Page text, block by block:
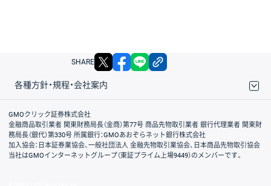
SHARE X facebook
各種方針・規程・会社案内
取引規程・約款
サイトマップ
その他のご案内
個人情報保護方針
最良執行方針
サイトのご利用について
ディスクレイマー
信託保全
リスク説明
会社案内
GMOクリック証券株式会社
金融商品取引業者 関東財務局長（金商）第77号 商品先物取引業者 銀行代理業者 関東財
務局長（銀代）第330号 所属銀行：GMOあおぞらネット銀行株式会社
加入協会：日本証券業協会、一般社団法人 金融先物取引業協会、日本商品先物取引協会
当社はGMOインターネットグループ（東証プライム上場9449）のメンバーです。